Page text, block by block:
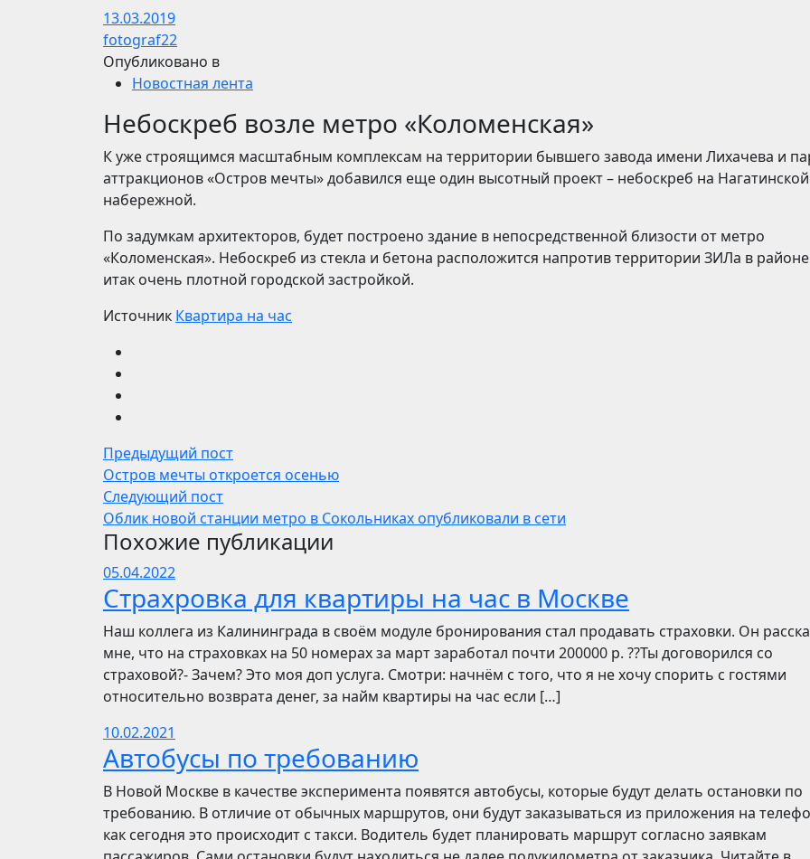
13.03.2019
fotograf22
Опубликовано в
Новостная лента
Небоскреб возле метро «Коломенская»
К уже строящимся масштабным комплексам на территории бывшего завода имени Лихачева и
аттракционов «Остров мечты» добавился еще один высотный проект – небоскреб на Нагатинской
набережной.
По задумкам архитекторов, будет построено здание в непосредственной близости от метро
«Коломенская». Небоскреб из стекла и бетона расположится напротив территории ЗИЛа в
итак очень плотной городской застройкой.
Источник Квартира на час
Предыдущий пост
Остров мечты откроется осенью
Следующий пост
Облик новой станции метро в Сокольниках опубликовали в сети
Похожие публикации
05.04.2022
Страхровка для квартиры на час в Москве
Наш коллега из Калининграда в своём модуле бронирования стал продавать страховки. Он
мне, что на страховках на 50 номерах за март заработал почти 200000 р. ??Ты договорился со
страховой?- Зачем? Это моя доп услуга. Смотри: начнём с того, что я не хочу спорить с гостями
относительно возврата денег, за найм квартиры на час если […]
10.02.2021
Автобусы по требованию
В Новой Москве в качестве эксперимента появятся автобусы, которые будут делать остановки по
требованию. В отличие от обычных маршрутов, они будут заказываться из приложения на
как сегодня это происходит с такси. Водитель будет планировать маршрут согласно заявкам